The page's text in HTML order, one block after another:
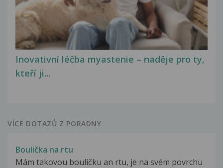
Inovativní léčba myastenie – naděje pro ty,
kteří ji...
VÍCE DOTAZŮ Z PORADNY
Boulička na rtu
Mám takovou bouličku an rtu, je na svém povrchu